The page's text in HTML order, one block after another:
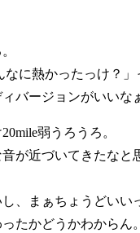
に熱かったっけ？」
バージョンがいいな
弱うろうろ。
が近づいてきたなと
、まぁちょうどいい
たかどうかわからん。